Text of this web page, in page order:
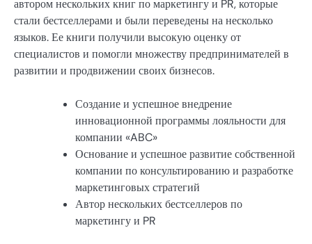
автором нескольких книг по маркетингу и PR, которые
стали бестселлерами и были переведены на несколько
языков. Ее книги получили высокую оценку от
специалистов и помогли множеству предпринимателей в
развитии и продвижении своих бизнесов.
Создание и успешное внедрение
инновационной программы лояльности для
компании «ABC»
Основание и успешное развитие собственной
компании по консультированию и разработке
маркетинговых стратегий
Автор нескольких бестселлеров по
маркетингу и PR